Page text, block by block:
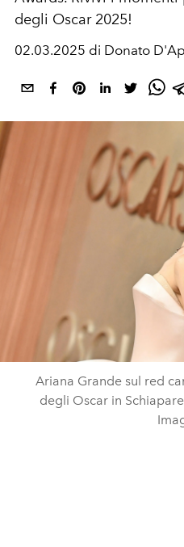
degli Oscar 2025!
02.03.2025 di Donato
Ariana Grande sul red
degli Oscar in